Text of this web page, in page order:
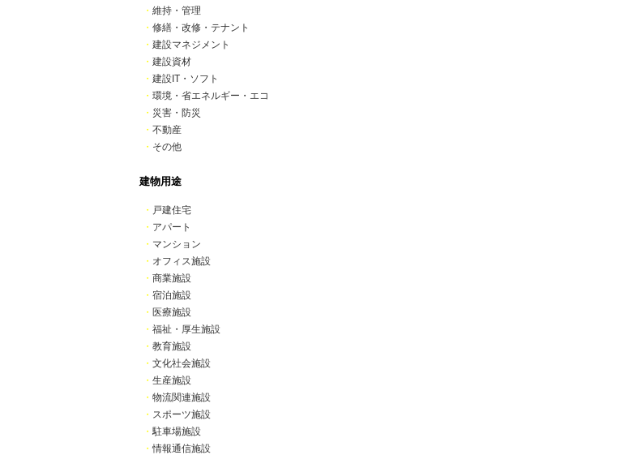
・ 維持・管理
・ 修繕・改修・テナント
・ 建設マネジメント
・ 建設資材
・ 建設IT・ソフト
・ 環境・省エネルギー・エコ
・ 災害・防災
・ 不動産
・ その他
建物用途
・ 戸建住宅
・ アパート
・ マンション
・ オフィス施設
・ 商業施設
・ 宿泊施設
・ 医療施設
・ 福祉・厚生施設
・ 教育施設
・ 文化社会施設
・ 生産施設
・ 物流関連施設
・ スポーツ施設
・駐車場施設
・情報通信施設